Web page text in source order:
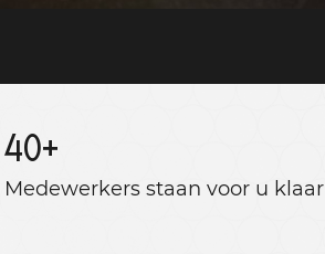
40+
Medewerkers staan ​​voor u klaar